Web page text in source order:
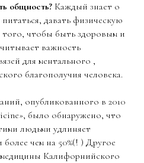
общность? Каждый знает о
давать физическую
того, чтобы быть здоровым и
важность
для ментального ,
благополучия человека.
опубликованного в 2010
было обнаружено, что
людьми удлиняет
чем на 50%(! ) Другое
Калифорнийского